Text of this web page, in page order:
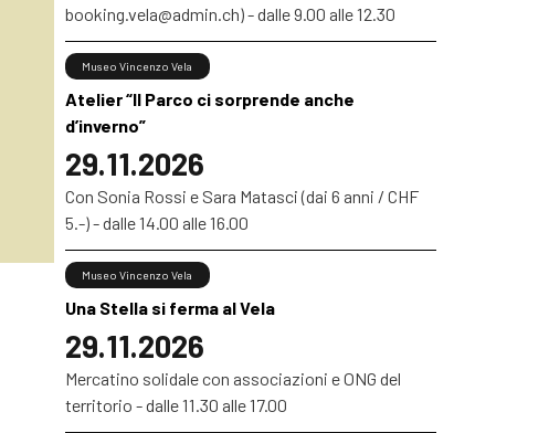
booking.vela@admin.ch) - dalle 9.00 alle 12.30
Atelier “Il Parco ci sorprende anche
d’inverno”
29.11.2026
Museo Vincenzo Vela
Con Sonia Rossi e Sara Matasci (dai 6 anni / CHF
5.-) - dalle 14.00 alle 16.00
Una Stella si ferma al Vela
29.11.2026
Museo Vincenzo Vela
Mercatino solidale con associazioni e ONG del
territorio - dalle 11.30 alle 17.00